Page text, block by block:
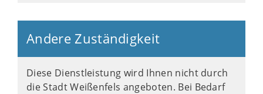
Andere Zuständigkeit
Diese Dienstleistung wird Ihnen nicht durch
die Stadt Weißenfels angeboten. Bei Bedarf